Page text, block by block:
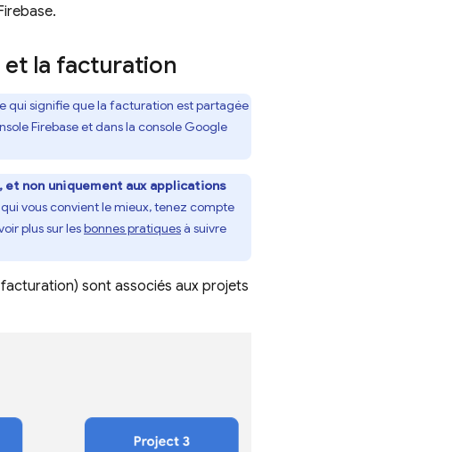
la facturation
qui signifie que la facturation est partagée
Firebaseet dans la console Google
non uniquement aux applications
vous convient le mieux, tenez compte
plus sur lesbonnes pratiquesà suivre
sont associés aux projets